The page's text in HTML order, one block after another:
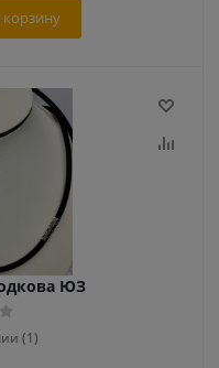
корзину
ЮЗ
(1)